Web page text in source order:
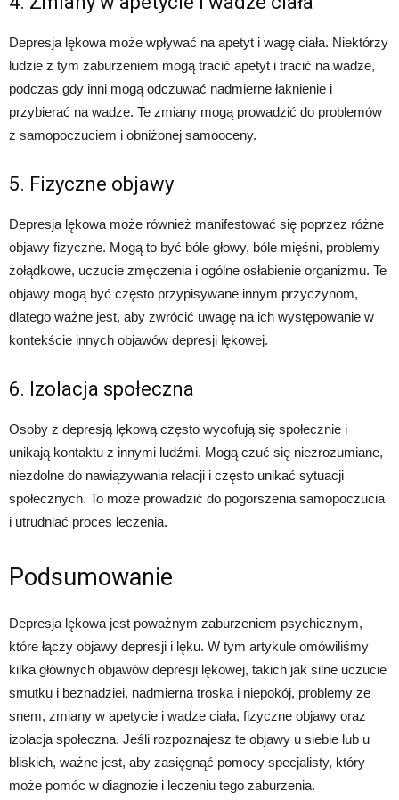
Depresja lękowa może wpływać na apetyt i wagę ciała. Niektórzy
ludzie z tym zaburzeniem mogą tracić apetyt i tracić na wadze,
podczas gdy inni mogą odczuwać nadmierne łaknienie i
przybierać na wadze. Te zmiany mogą prowadzić do problemów
z samopoczuciem i obniżonej samooceny.
5. Fizyczne objawy
Depresja lękowa może również manifestować się poprzez różne
objawy fizyczne. Mogą to być bóle głowy, bóle mięśni, problemy
żołądkowe, uczucie zmęczenia i ogólne osłabienie organizmu. Te
objawy mogą być często przypisywane innym przyczynom,
dlatego ważne jest, aby zwrócić uwagę na ich występowanie w
kontekście innych objawów depresji lękowej.
6. Izolacja społeczna
Osoby z depresją lękową często wycofują się społecznie i
unikają kontaktu z innymi ludźmi. Mogą czuć się niezrozumiane,
niezdolne do nawiązywania relacji i często unikać sytuacji
społecznych. To może prowadzić do pogorszenia samopoczucia
i utrudniać proces leczenia.
Podsumowanie
Depresja lękowa jest poważnym zaburzeniem psychicznym,
które łączy objawy depresji i lęku. W tym artykule omówiliśmy
kilka głównych objawów depresji lękowej, takich jak silne uczucie
smutku i beznadziei, nadmierna troska i niepokój, problemy ze
snem, zmiany w apetycie i wadze ciała, fizyczne objawy oraz
izolacja społeczna. Jeśli rozpoznajesz te objawy u siebie lub u
bliskich, ważne jest, aby zasięgnąć pomocy specjalisty, który
może pomóc w diagnozie i leczeniu tego zaburzenia.